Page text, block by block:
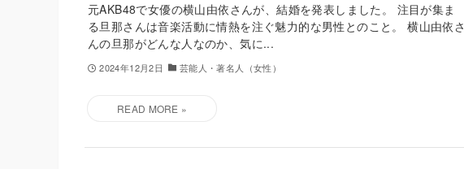
元AKB48で女優の横山由依さんが、結婚を発表しました。 注目が集ま
る旦那さんは音楽活動に情熱を注ぐ魅力的な男性とのこと。 横山由依さ
んの旦那がどんな人なのか、気に...
2024年12月2日 芸能人・著名人（女性）